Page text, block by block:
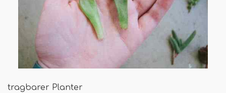
tragbarer Planter